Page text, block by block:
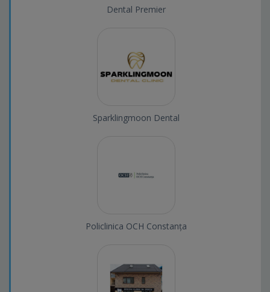
Dental Premier
Sparklingmoon Dental
Policlinica OCH Constanța